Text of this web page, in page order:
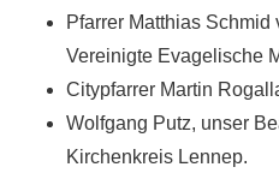
Pfarrer Matthias
Vereinigte Evagelische
Citypfarrer Martin
Wolfgang Putz, unser
Kirchenkreis Lennep.